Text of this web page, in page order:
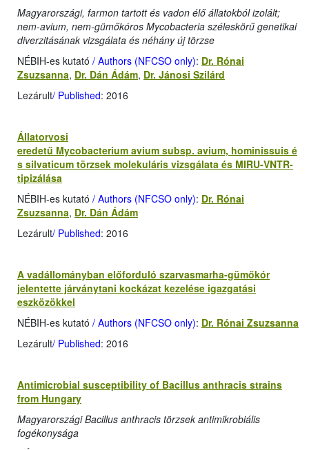
Magyarországi, farmon tartott és vadon élő állatokból izolált;
nem-avium, nem-gümőkóros Mycobacteria széleskörű genetikai
diverzitásának vizsgálata és néhány új törzse
NÉBIH-es kutató / Authors (NFCSO only): Dr. Rónai
Zsuzsanna, Dr. Dán Ádám, Dr. Jánosi Szilárd
Lezárult/ Published: 2016
Állatorvosi
eredetű Mycobacterium avium subsp. avium, hominissuis é
s silvaticum törzsek molekuláris vizsgálata és MIRU-VNTR-
tipizálása
NÉBIH-es kutató / Authors (NFCSO only): Dr. Rónai
Zsuzsanna, Dr. Dán Ádám
Lezárult/ Published: 2016
A vadállományban előforduló szarvasmarha-gümőkór
jelentette járványtani kockázat kezelése igazgatási
eszközökkel
NÉBIH-es kutató / Authors (NFCSO only): Dr. Rónai Zsuzsanna
Lezárult/ Published: 2016
Antimicrobial susceptibility of Bacillus anthracis strains
from Hungary
Magyarországi Bacillus anthracis törzsek antimikrobiális
fogékonysága